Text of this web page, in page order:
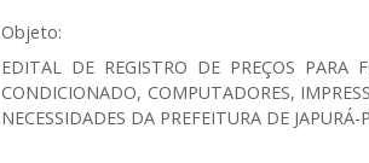
Objeto:
EDITAL DE REGISTRO DE PREÇOS PARA
CONDICIONADO, COMPUTADORES,
NECESSIDADES DA PREFEITURA DE